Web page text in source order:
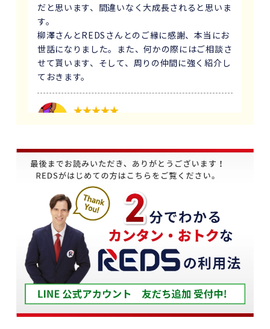
だと思います、間違いなく大成長されると思いま
す。
柳澤さんとREDSさんとのご縁に感謝、本当にお
世話になりました。また、何かの際にはご相談さ
せて貰います、そして、周りの仲間に強く紹介し
ておきます。
受け、すぐにREDSを紹介しました。
他の不動産会社と違って、売り込みが全くなく自
分のペースで進めることが出来るのが非常に大き
かったです。
担当の下山さんには大変お世話になりました。
築年数が厳しい条件の中、数々の条件を伝えたと
ころ、適切かつ具体的に提案していただきまし
た。
下山さんの人柄も安心でき、打ち合わせの時に、
冗談や笑い話が多く、不動産売却のことを忘れて